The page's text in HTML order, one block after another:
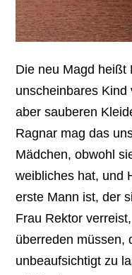
Die neu Magd heißt
unscheinbares
aber sauberen
Ragnar mag das
Mädchen, obwohl
weibliches hat, und
erste Mann ist, der
Frau Rektor
überreden müssen,
unbeaufsichtigt zu